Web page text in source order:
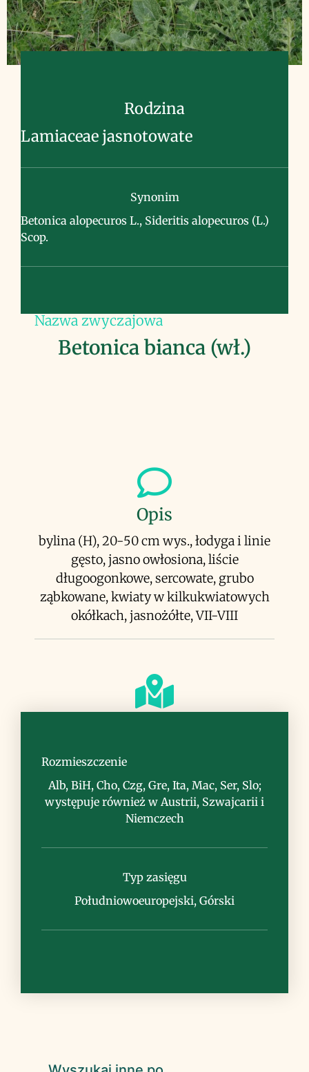
Rodzina
Lamiaceae jasnotowate
Synonim
Betonica alopecuros L., Sideritis alopecuros (L.)
Scop.
Nazwa zwyczajowa
Betonica bianca (wł.)
Opis
bylina (H), 20-50 cm wys., łodyga i linie
gęsto, jasno owłosiona, liście
długoogonkowe, sercowate, grubo
ząbkowane, kwiaty w kilkukwiatowych
okółkach, jasnożółte, VII-VIII
Rozmieszczenie
Alb, BiH, Cho, Czg, Gre, Ita, Mac, Ser, Slo;
występuje również w Austrii, Szwajcarii i
Niemczech
Typ zasięgu
Południowoeuropejski, Górski